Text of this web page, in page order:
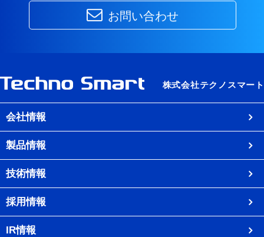
お問い合わせ
会社情報
製品情報
技術情報
採用情報
IR情報